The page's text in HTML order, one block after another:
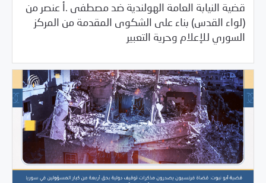
قضية النيابة العامة الهولندية ضد مصطفى .أ عنصر من
(لواء القدس) بناء على الشكوى المقدمة من المركز
السوري للإعلام وحرية التعبير
11/13/2023
2023
/التقاضي الإستراتيجي/بيانات المركز